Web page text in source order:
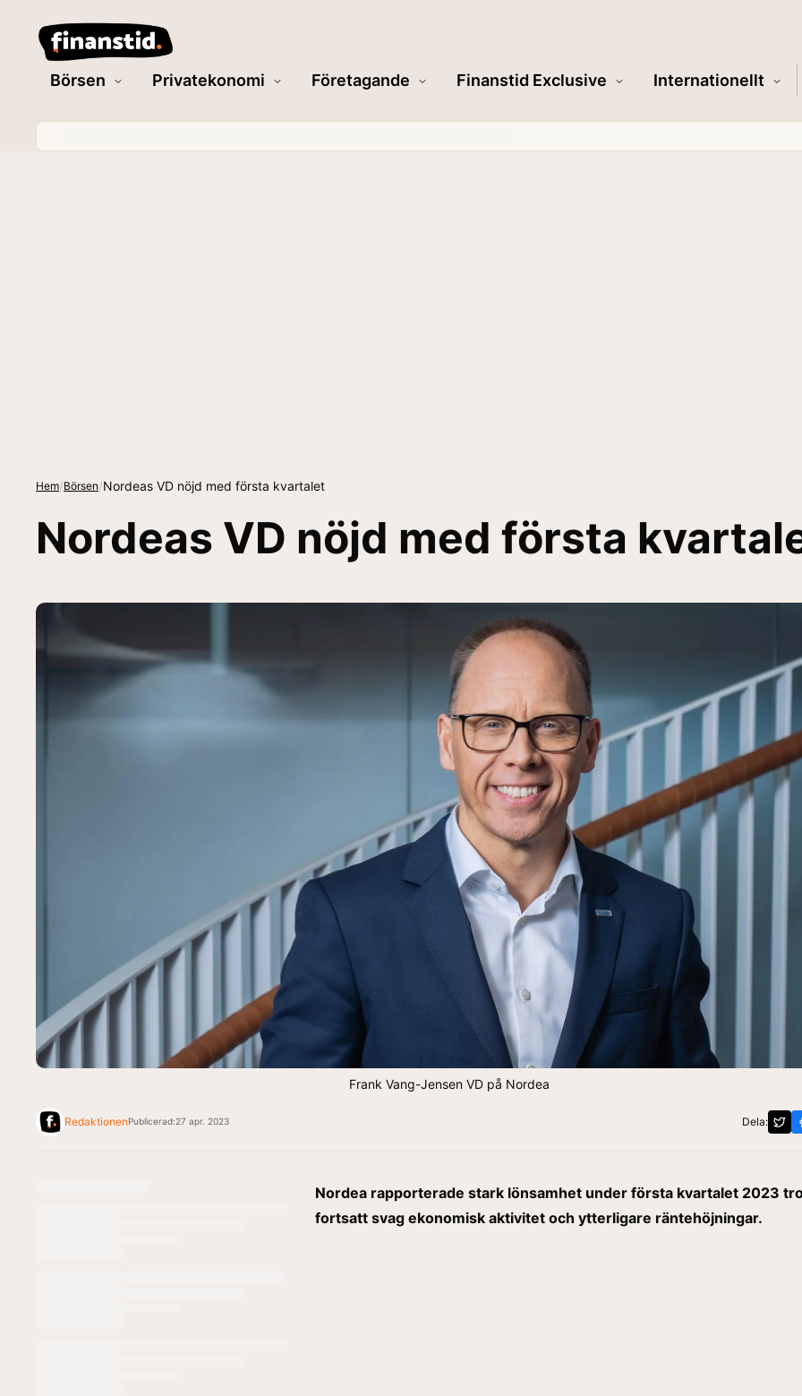
Börsen Privatekonomi Företagande Finanstid Exclusive Internationellt
Hem/Börsen/Nordeas VD nöjd med första kvartalet
Nordeas VD nöjd med första
Frank Vang-Jensen VD på Nordea
RedaktionenPublicerad:27 apr. 2023 Dela:
Nordea rapporterade stark lönsamhet under första kvartalet 2023
fortsatt svag ekonomisk aktivitet och ytterligare räntehöjningar.